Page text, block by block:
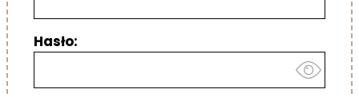
Hasło: